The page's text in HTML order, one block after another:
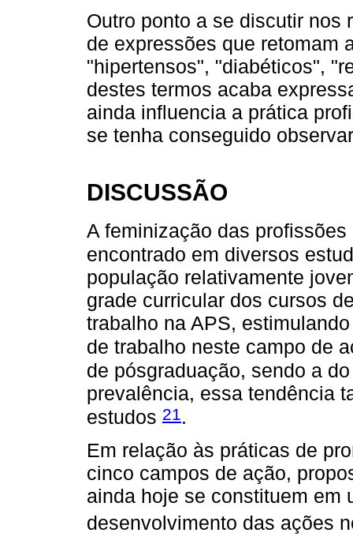
Outro ponto a se discutir nos
de expressões que retomam
"hipertensos", "diabéticos",
destes termos acaba
ainda influencia a prática
se tenha conseguido
DISCUSSÃO
A feminização das
encontrado em diversos
população relativamente
grade curricular dos cursos
trabalho na APS,
de trabalho neste campo de
de pósgraduação, sendo a
prevalência, essa tendência
estudos 21 .
Em relação às práticas de
cinco campos de ação,
ainda hoje se constituem em
desenvolvimento das ações